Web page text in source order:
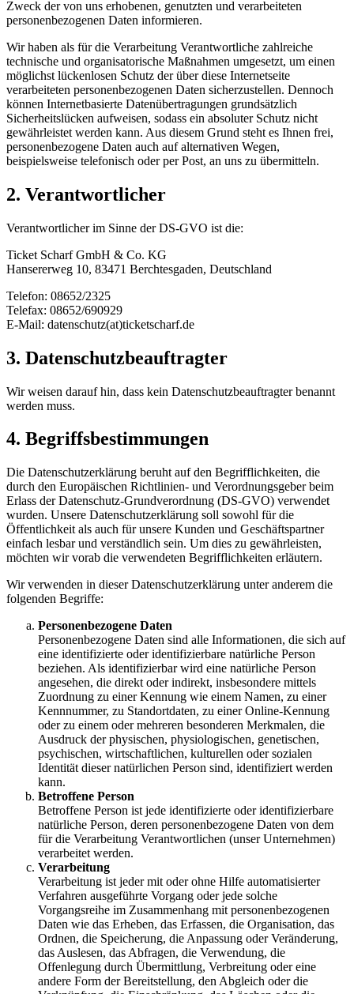
Zweck der von uns erhobenen, genutzten und verarbeiteten
personenbezogenen Daten informieren.
Wir haben als für die Verarbeitung Verantwortliche zahlreiche
technische und organisatorische Maßnahmen umgesetzt, um einen
möglichst lückenlosen Schutz der über diese Internetseite
verarbeiteten personenbezogenen Daten sicherzustellen. Dennoch
können Internetbasierte Datenübertragungen grundsätzlich
Sicherheitslücken aufweisen, sodass ein absoluter Schutz nicht
gewährleistet werden kann. Aus diesem Grund steht es Ihnen frei,
personenbezogene Daten auch auf alternativen Wegen,
beispielsweise telefonisch oder per Post, an uns zu übermitteln.
2. Verantwortlicher
Verantwortlicher im Sinne der DS-GVO ist die:
Ticket Scharf GmbH & Co. KG
Hansererweg 10, 83471 Berchtesgaden, Deutschland
Telefon: 08652/2325
Telefax: 08652/690929
E-Mail: datenschutz(at)ticketscharf.de
3. Datenschutzbeauftragter
Wir weisen darauf hin, dass kein Datenschutzbeauftragter benannt
werden muss.
4. Begriffsbestimmungen
Die Datenschutzerklärung beruht auf den Begrifflichkeiten, die
durch den Europäischen Richtlinien- und Verordnungsgeber beim
Erlass der Datenschutz-Grundverordnung (DS-GVO) verwendet
wurden. Unsere Datenschutzerklärung soll sowohl für die
Öffentlichkeit als auch für unsere Kunden und Geschäftspartner
einfach lesbar und verständlich sein. Um dies zu gewährleisten,
möchten wir vorab die verwendeten Begrifflichkeiten erläutern.
Wir verwenden in dieser Datenschutzerklärung unter anderem die
folgenden Begriffe:
Personenbezogene Daten
Personenbezogene Daten sind alle Informationen, die sich auf
eine identifizierte oder identifizierbare natürliche Person
beziehen. Als identifizierbar wird eine natürliche Person
angesehen, die direkt oder indirekt, insbesondere mittels
Zuordnung zu einer Kennung wie einem Namen, zu einer
Kennnummer, zu Standortdaten, zu einer Online-Kennung
oder zu einem oder mehreren besonderen Merkmalen, die
Ausdruck der physischen, physiologischen, genetischen,
psychischen, wirtschaftlichen, kulturellen oder sozialen
Identität dieser natürlichen Person sind, identifiziert werden
kann.
Betroffene Person
Betroffene Person ist jede identifizierte oder identifizierbare
natürliche Person, deren personenbezogene Daten von dem
für die Verarbeitung Verantwortlichen (unser Unternehmen)
verarbeitet werden.
Verarbeitung
Verarbeitung ist jeder mit oder ohne Hilfe automatisierter
Verfahren ausgeführte Vorgang oder jede solche
Vorgangsreihe im Zusammenhang mit personenbezogenen
Daten wie das Erheben, das Erfassen, die Organisation, das
Ordnen, die Speicherung, die Anpassung oder Veränderung,
das Auslesen, das Abfragen, die Verwendung, die
Offenlegung durch Übermittlung, Verbreitung oder eine
andere Form der Bereitstellung, den Abgleich oder die